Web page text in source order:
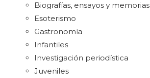
Biografías, ensayos y memorias
Esoterismo
Gastronomía
Infantiles
Investigación periodística
Juveniles